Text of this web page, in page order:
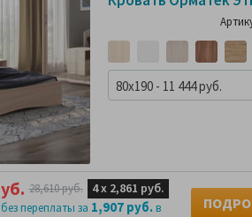
больше
80x190 - 11 444 руб.
28,610 руб. 4 х 2,861 руб.
переплаты за 1,907 руб.в